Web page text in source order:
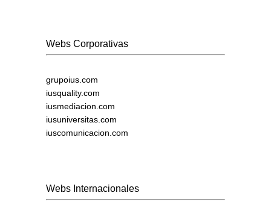
Webs Corporativas
grupoius.com
iusquality.com
iusmediacion.com
iusuniversitas.com
iuscomunicacion.com
Webs Internacionales